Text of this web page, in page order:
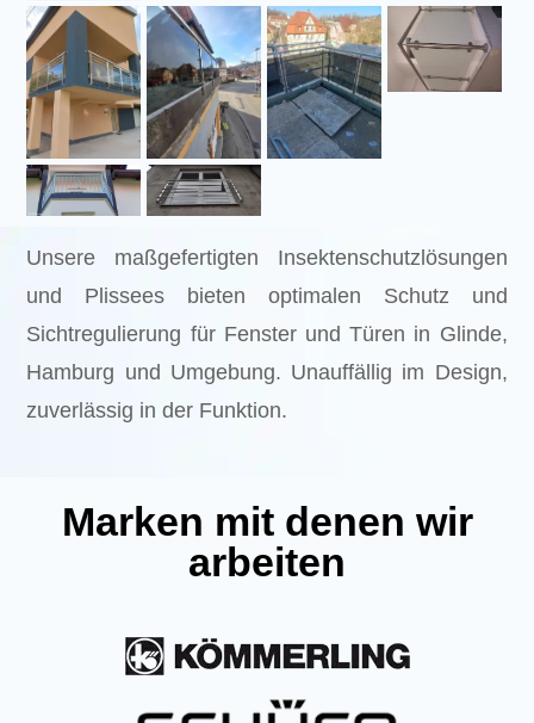
Unsere maßgefertigten Insektenschutzlösungen
und Plissees bieten optimalen Schutz und
Sichtregulierung für Fenster und Türen in Glinde,
Hamburg und Umgebung. Unauffällig im Design,
zuverlässig in der Funktion.
Marken mit denen wir
arbeiten